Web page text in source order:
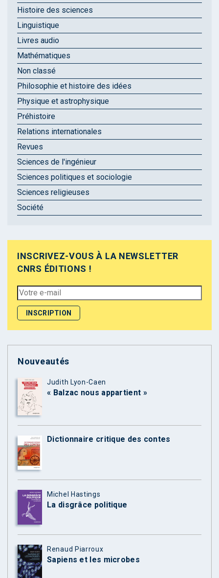
Histoire des sciences
Linguistique
Livres audio
Mathématiques
Non classé
Philosophie et histoire des idées
Physique et astrophysique
Préhistoire
Relations internationales
Revues
Sciences de l'ingénieur
Sciences politiques et sociologie
Sciences religieuses
Société
INSCRIVEZ-VOUS À LA NEWSLETTER
CNRS ÉDITIONS !
Nouveautés
Judith Lyon-Caen
« Balzac nous appartient »
Dictionnaire critique des contes
Michel Hastings
La disgrâce politique
Renaud Piarroux
Sapiens et les microbes